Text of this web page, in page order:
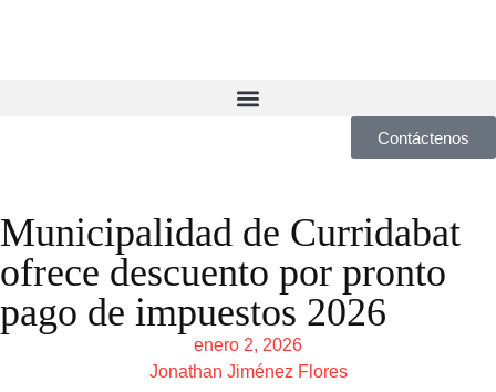
Contáctenos
Municipalidad de Curridabat
ofrece descuento por pronto
pago de impuestos 2026
enero 2, 2026
Jonathan Jiménez Flores